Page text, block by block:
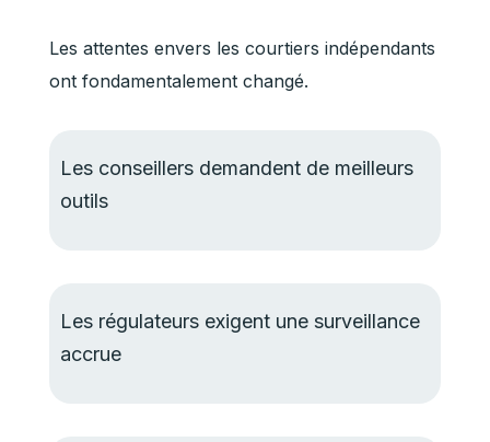
Les attentes envers les courtiers indépendants
ont fondamentalement changé.
Les conseillers demandent de meilleurs
outils
Les régulateurs exigent une surveillance
accrue